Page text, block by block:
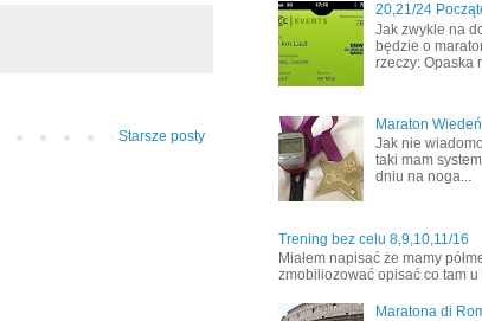
Starsze posty
20,21/24
Jak zwykle na
będzie o
rzeczy: Opaska
Maraton Wiedeń
Jak nie
taki mam
dniu na noga...
Trening bez celu 8,9,10,11/16
Miałem napisać że mamy
zmobiliozować opisać co tam u
Maratona di